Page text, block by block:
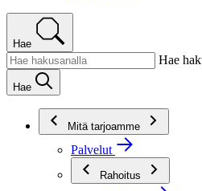
Hae
Hae
Hae
Mitä tarjoamme
Palvelut
Rahoitus